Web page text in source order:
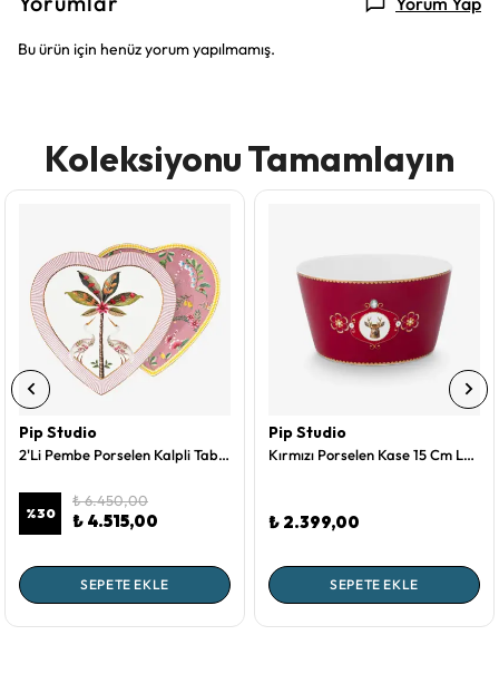
Bu ürün için henüz yorum yapılmamış.
Koleksiyonu Tamamlayın
Pip Studio
2'Li Pembe Porselen Kalpli Tabak 21,5 Cm La Majorelle Collection by Pip Studio
%30
₺ 6.450,00
₺ 4.515,00
SEPETE EKLE
Pip Studio
Kırmızı Porselen Kase 15 Cm Love Birds Collection by Pip Studio
₺ 2.399,00
SEPETE EKLE